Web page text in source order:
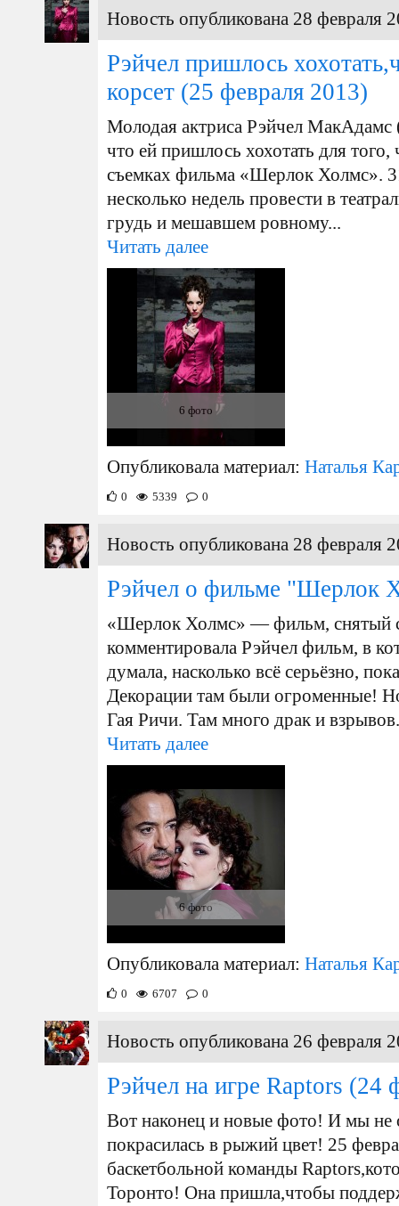
Новость опубликована 28 февраля
Рэйчел пришлось
корсет (25 февраля 2013)
Молодая актриса Рэйчел МакАдамс
что ей пришлось хохотать для того,
съемках фильма «Шерлок Холмс».
несколько недель провести в
грудь и мешавшем ровному...
Читать далее
6 фото
Опубликовала материал: Наталья
0 5339 0
Новость опубликована 28 февраля
Рэйчел о фильме "Шерлок
«Шерлок Холмс» — фильм, снятый
комментировала Рэйчел фильм, в
думала, насколько всё серьёзно,
Декорации там были огроменные!
Гая Ричи. Там много драк и
Читать далее
6 фото
Опубликовала материал: Наталья
0 6707 0
Новость опубликована 26 февраля
Рэйчел на игре Raptors (24
Вот наконец и новые фото! И мы не
покрасилась в рыжий цвет! 25
баскетбольной команды
Торонто! Она пришла,чтобы